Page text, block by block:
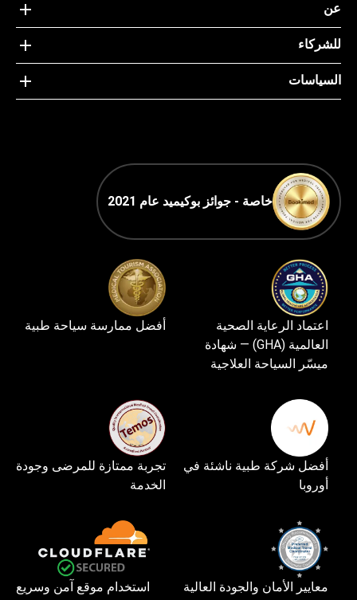
عن
للشركاء
السياسات
خاصة - جوائز بوكيميد عام 2021
اعتماد الرعاية الصحية
العالمية (GHA) — شهادة
ميسّر السياحة العلاجية
أفضل ممارسة سياحة طبية
أفضل شركة طبية ناشئة في
أوروبا
تجربة ممتازة للمرضى وجودة
الخدمة
معايير الأمان والجودة العالية استخدام موقع آمن وسريع